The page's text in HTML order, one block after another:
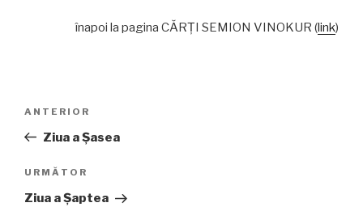
înapoi la pagina CĂRŢI SEMION VINOKUR (link)
articole
Articolul
anterior
ANTERIOR
Ziua a Şasea
Articolul
următor
URMĂTOR
Ziua a Şaptea